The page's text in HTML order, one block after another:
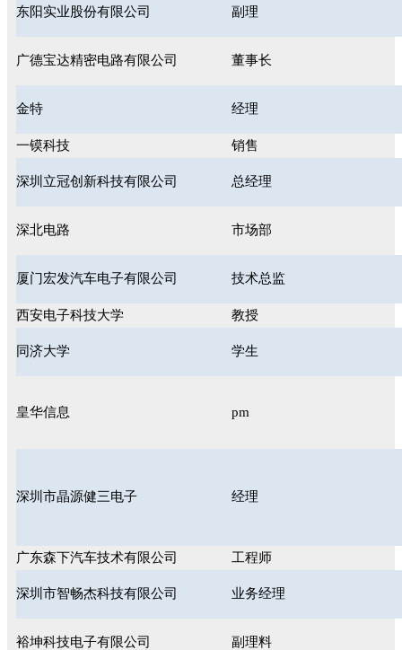
东阳实业股份有限公司 副理
广德宝达精密电路有限公司 董事长
金特 经理
一镆科技 销售
深圳立冠创新科技有限公司 总经理
深北电路 市场部
厦门宏发汽车电子有限公司 技术总监
西安电子科技大学 教授
同济大学 学生
皇华信息 pm
深圳市晶源健三电子 经理
广东森下汽车技术有限公司 工程师
深圳市智畅杰科技有限公司 业务经理
裕坤科技电子有限公司 副理料